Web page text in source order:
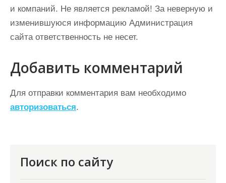
и компаний. Не является рекламой! За неверную и
изменившуюся информацию Администрация
сайта ответственность не несет.
Добавить комментарий
Для отправки комментария вам необходимо
авторизоваться.
Поиск по сайту